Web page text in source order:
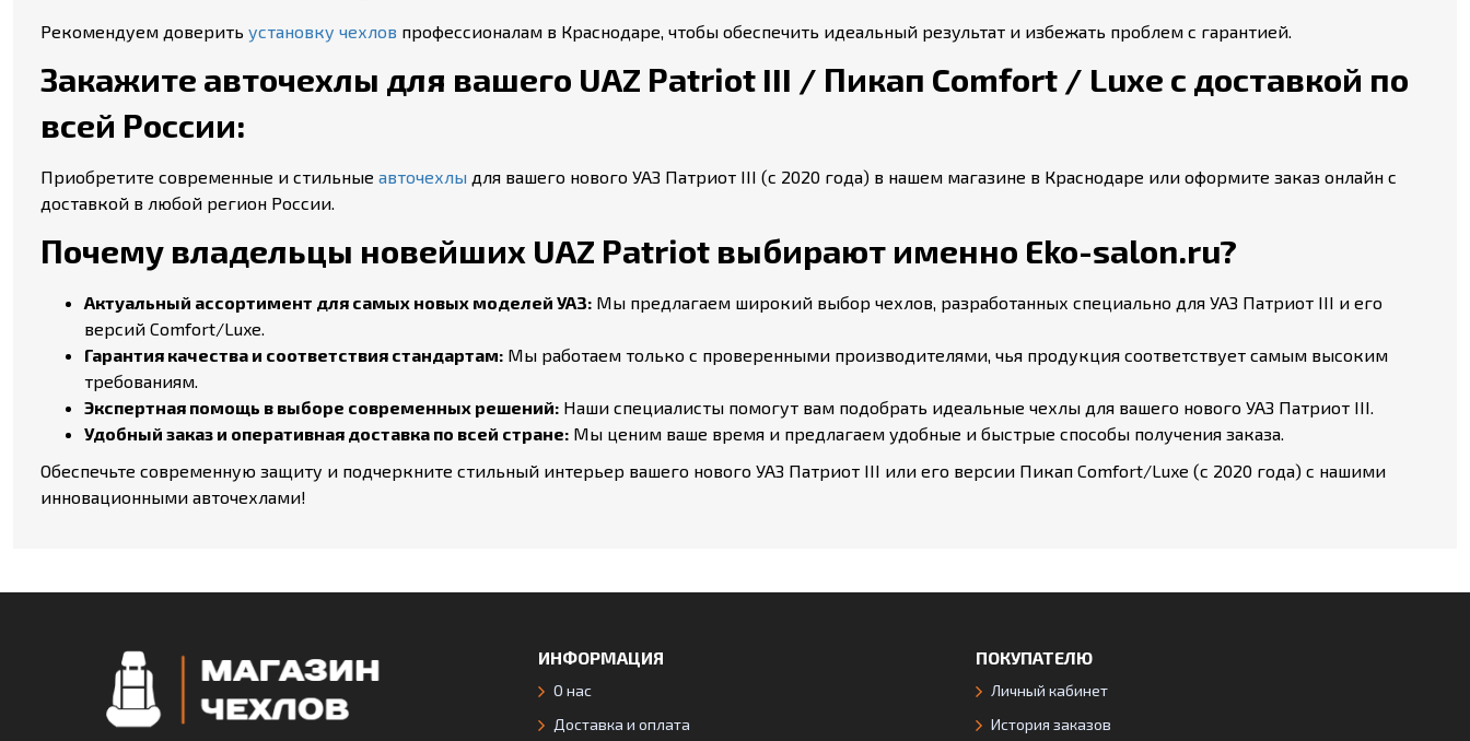
Рекомендуем доверить установку чехлов профессионалам в Краснодаре, чтобы обеспечить идеальный результат и избежать проблем с гарантией.
Закажите авточехлы для вашего UAZ Patriot III / Пикап Comfort / Luxe с доставкой по
всей России:
Приобретите современные и стильные авточехлы для вашего нового УАЗ Патриот III (с 2020 года) в нашем магазине в Краснодаре или оформите заказ онлайн с
доставкой в любой регион России.
Почему владельцы новейших UAZ Patriot выбирают именно Eko-salon.ru?
Актуальный ассортимент для самых новых моделей УАЗ: Мы предлагаем широкий выбор чехлов, разработанных специально для УАЗ Патриот III и его
версий Comfort/Luxe.
Гарантия качества и соответствия стандартам: Мы работаем только с проверенными производителями, чья продукция соответствует самым высоким
требованиям.
Экспертная помощь в выборе современных решений: Наши специалисты помогут вам подобрать идеальные чехлы для вашего нового УАЗ Патриот III.
Удобный заказ и оперативная доставка по всей стране: Мы ценим ваше время и предлагаем удобные и быстрые способы получения заказа.
Обеспечьте современную защиту и подчеркните стильный интерьер вашего нового УАЗ Патриот III или его версии Пикап Comfort/Luxe (с 2020 года) с нашими
инновационными авточехлами!
ИНФОРМАЦИЯ
О нас
Доставка и оплата
ПОКУПАТЕЛЮ
Личный кабинет
История заказов